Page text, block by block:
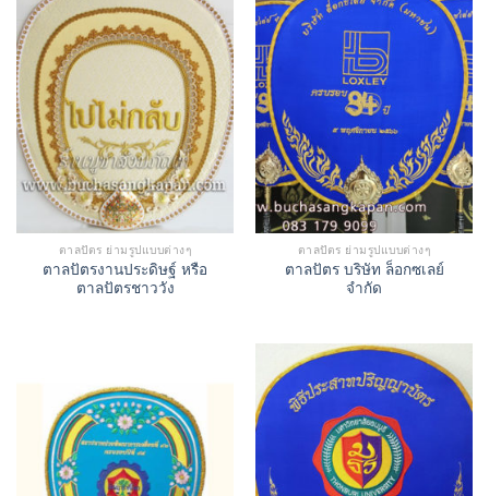
ตาลปัตร ย่ามรูปแบบต่างๆ
ตาลปัตรงานประดิษฐ์ หรือ
ตาลปัตรชาววัง
ตาลปัตร ย่ามรูปแบบต่างๆ
ตาลปัตร บริษัท ล็อกซเลย์
จำกัด